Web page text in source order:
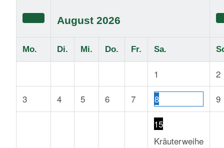
August 2026
Mo. Di. Mi. Do. Fr. Sa.
1
2
3
4 5 6 7 8 9
15
Kräuterweihe